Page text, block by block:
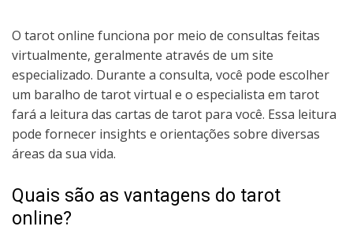
O tarot online funciona por meio de consultas feitas
virtualmente, geralmente através de um site
especializado. Durante a consulta, você pode escolher
um baralho de tarot virtual e o especialista em tarot
fará a leitura das cartas de tarot para você. Essa leitura
pode fornecer insights e orientações sobre diversas
áreas da sua vida.
Quais são as vantagens do tarot
online?